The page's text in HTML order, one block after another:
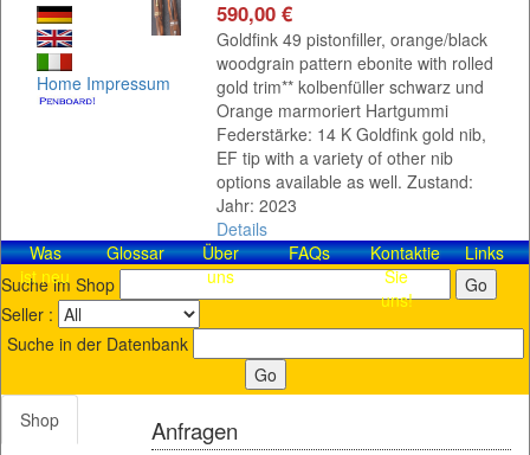
Home Impressum
590,00 €
Goldfink 49 pistonfiller, orange/black
woodgrain pattern ebonite with rolled
gold trim** kolbenfüller schwarz und
Orange marmoriert Hartgummi
Federstärke: 14 K Goldfink gold nib,
EF tip with a variety of other nib
options available as well. Zustand:
Jahr: 2023
Details
Was
ist neu
Glossar
Über
uns
FAQs
Kontaktieren
Sie
uns!
Links
Suche im Shop
Seller :
Suche in der Datenbank
Shop Anfragen